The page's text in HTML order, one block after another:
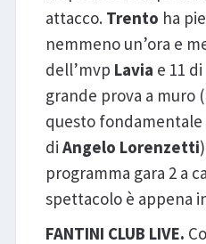
attacco. Trento ha
nemmeno un’ora e
dell’mvp Lavia e 11 di
grande prova a muro
questo
di Angelo Lorenzetti
programma gara 2 a
spettacolo è appena
FANTINI CLUB LIVE.